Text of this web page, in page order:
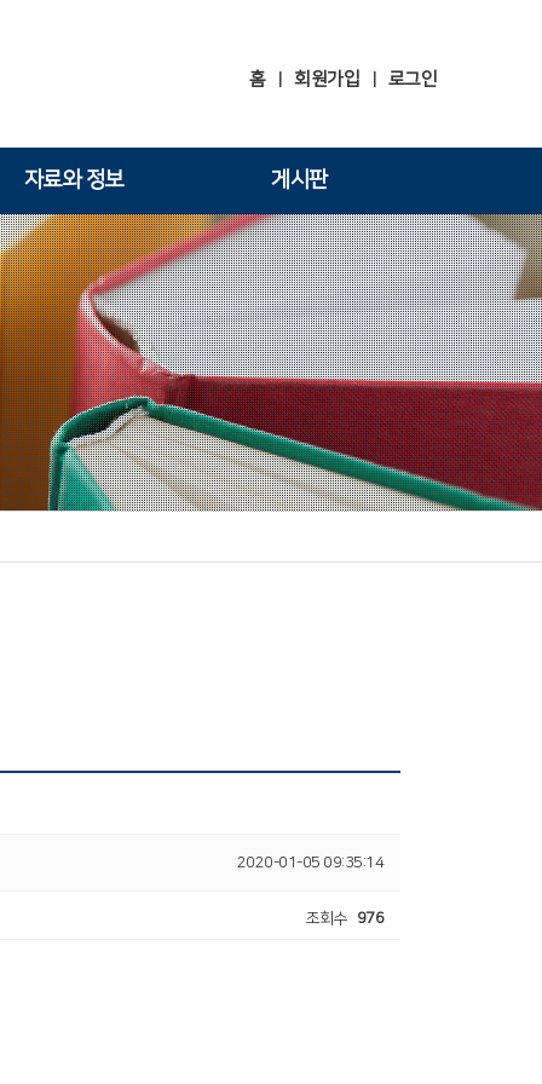
홈 회원가입 로그인
자료와 정보 게시판
2020-01-05 09:35:14
조회수 976